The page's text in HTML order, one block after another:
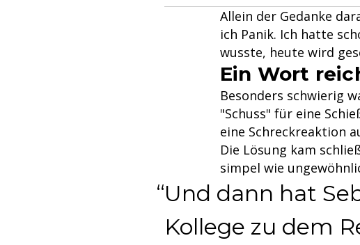
Allein der Gedanke
ich Panik. Ich hatte
wusste, heute wird
Ein Wort
Besonders schwierig
"Schuss" für eine
eine Schreckreaktion
Die Lösung kam
simpel wie
Und dann hat
Kollege zu dem